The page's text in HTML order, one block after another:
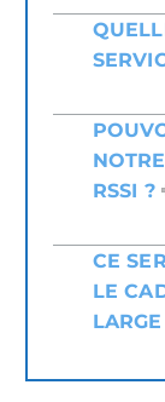
RSSI ?
CE
LE